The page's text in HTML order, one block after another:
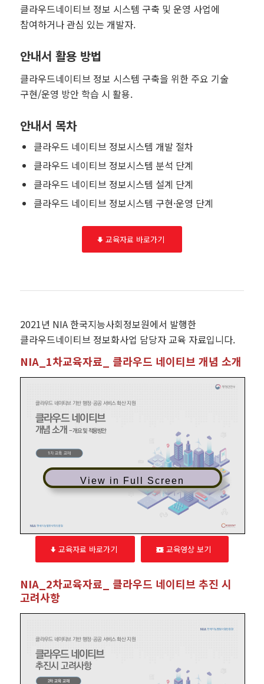
클라우드네이티브 정보 시스템 구축 및 운영 사업에
참여하거나 관심 있는 개발자.
안내서 활용 방법
클라우드네이티브 정보 시스템 구축을 위한 주요 기술
구현/운영 방안 학습 시 활용.
안내서 목차
클라우드 네이티브 정보시스템 개발 절차
클라우드 네이티브 정보시스템 분석 단계
클라우드 네이티브 정보시스템 설계 단계
클라우드 네이티브 정보시스템 구현·운영 단계
교육자료 바로가기
2021년 NIA 한국지능사회정보원에서 발행한
클라우드네이티브 정보화사업 담당자 교육 자료입니다.
NIA_1차교육자료_ 클라우드 네이티브 개념 소개
View in Full Screen
교육자료 바로가기 교육영상 보기
NIA_2차교육자료_ 클라우드 네이티브 추진 시
고려사항